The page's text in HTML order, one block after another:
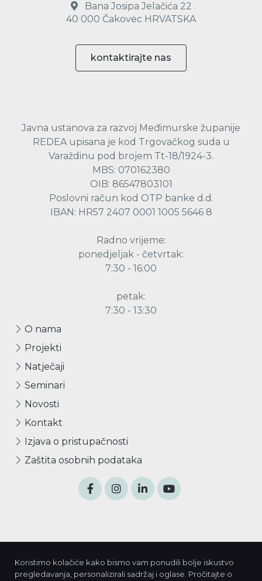
Bana Josipa Jelačića 22
40 000 Čakovec HRVATSKA
kontaktirajte nas
Javna ustanova za razvoj Međimurske županije
REDEA upisana je kod Trgovačkog suda u
Varaždinu pod brojem Tt-18/1924-3.
MBS: 070162380
OIB: 86547803101
Poslovni račun kod OTP banke d.d.
IBAN: HR57 2407 0001 1005 5646 8
Radno vrijeme:
ponedjeljak - četvrtak:
7:30 - 16:00
petak:
7:30 - 13:30
O nama
Projekti
Natječaji
Seminari
Novosti
Kontakt
Izjava o pristupačnosti
Zaštita osobnih podataka
Europskog fonda za regionalni razvoj.
Koristimo kolačiće kako bismo vam ponudili bolje iskustvo
pregledavanja, personalizirali sadržaj i oglase. Pročitajte o